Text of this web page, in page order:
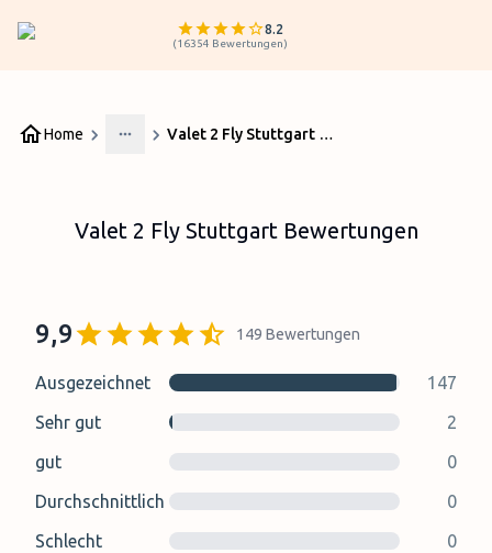
8.2
(16354 Bewertungen)
Home
More
Valet 2 Fly Stuttgart Bewertungen
Valet 2 Fly Stuttgart Bewertungen
9,9 149 Bewertungen
Ausgezeichnet
147
Sehr gut
2
gut
0
Durchschnittlich
0
Schlecht
0